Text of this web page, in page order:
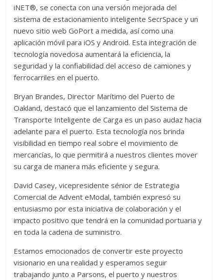
iNET®, se conecta con una versión mejorada del
sistema de estacionamiento inteligente SecrSpace y un
nuevo sitio web GoPort a medida, así como una
aplicación móvil para iOS y Android. Esta integración de
tecnología novedosa aumentará la eficiencia, la
seguridad y la confiabilidad del acceso de camiones y
ferrocarriles en el puerto.
Bryan Brandes, Director Marítimo del Puerto de
Oakland, destacó que el lanzamiento del Sistema de
Transporte Inteligente de Carga es un paso audaz hacia
adelante para el puerto. Esta tecnología nos brinda
visibilidad en tiempo real sobre el movimiento de
mercancías, lo que permitirá a nuestros clientes mover
su carga de manera más eficiente y segura.
David Casey, vicepresidente sénior de Estrategia
Comercial de Advent eModal, también expresó su
entusiasmo por esta iniciativa de colaboración y el
impacto positivo que tendrá en la comunidad portuaria y
en toda la cadena de suministro.
Estamos emocionados de convertir este proyecto
visionario en una realidad y esperamos seguir
trabajando junto a Parsons, el puerto y nuestros